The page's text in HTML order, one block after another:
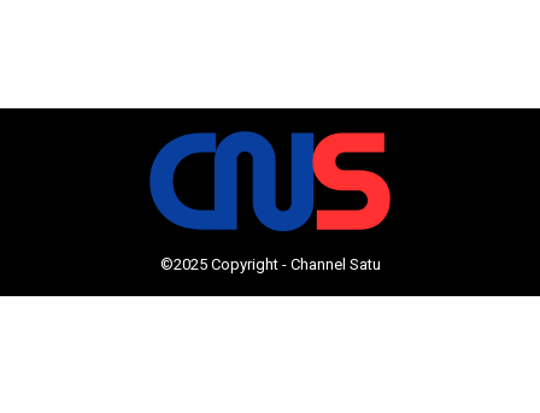
©2025 Copyright - Channel Satu